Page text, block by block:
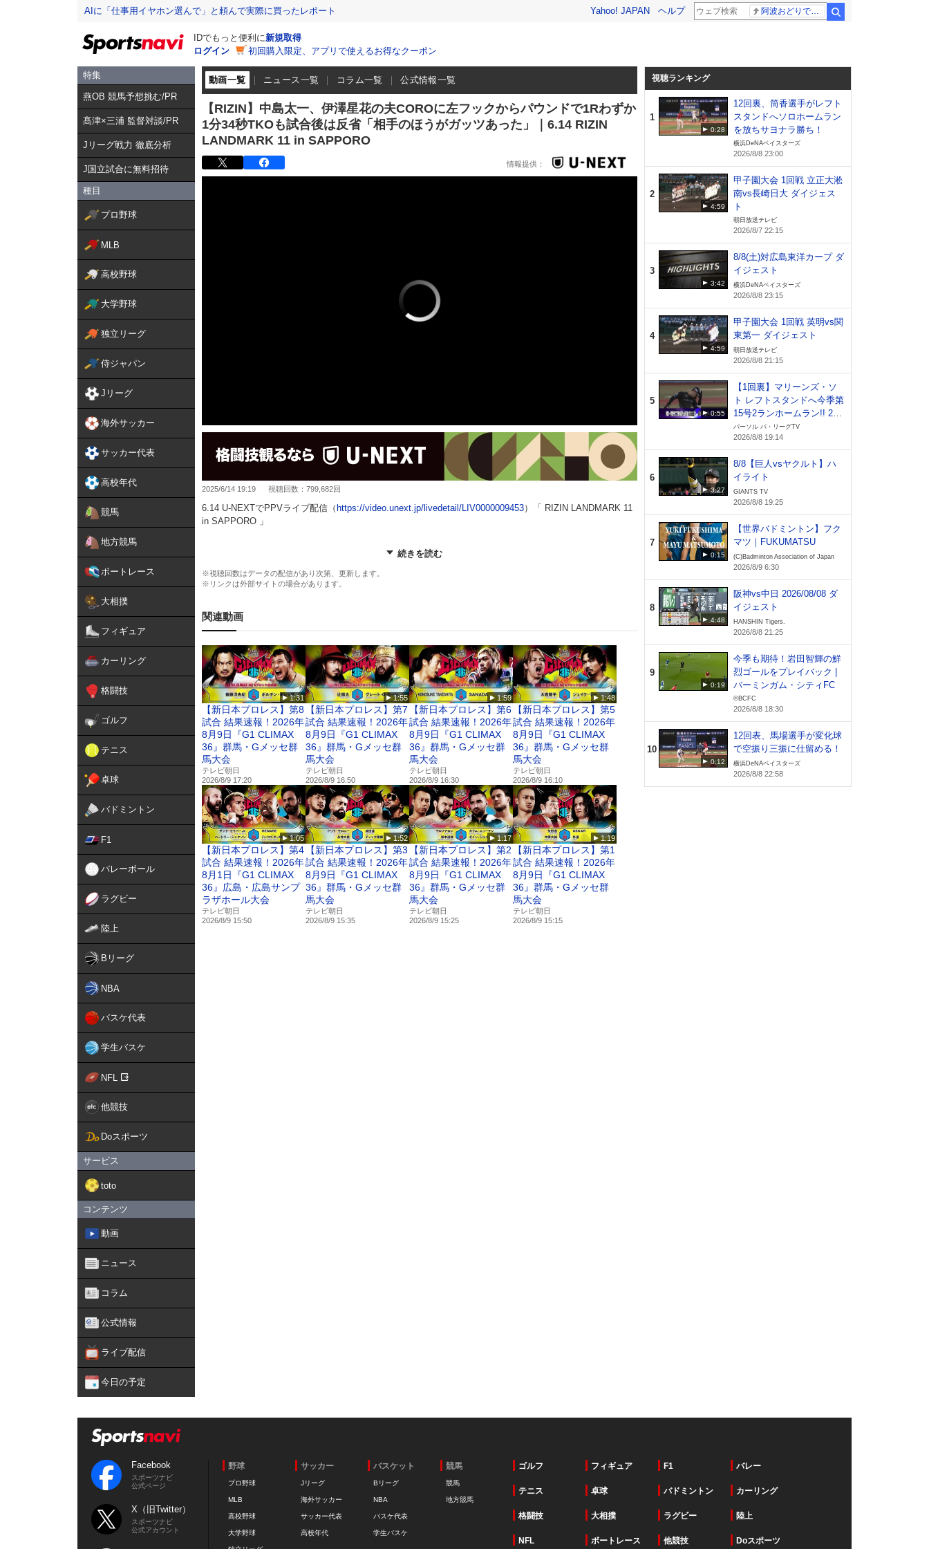
AIに「仕事用イヤホン選んで」と頼んで実際に買ったレポート Yahoo! JAPAN ヘルプ
IDでもっと便利に新規取得
ログイン
初回購入限定、アプリで使えるお得なクーポン
特集
燕OB 競馬予想挑む/PR
髙津×三浦 監督対談/PR
Jリーグ戦力 徹底分析
J国立試合に無料招待
種目
プロ野球
MLB
高校野球
大学野球
独立リーグ
侍ジャパン
Jリーグ
海外サッカー
サッカー代表
高校年代
競馬
地方競馬
ボートレース
大相撲
フィギュア
カーリング
格闘技
ゴルフ
テニス
卓球
バドミントン
F1
バレーボール
ラグビー
陸上
Bリーグ
NBA
バスケ代表
学生バスケ
NFL
他競技
Doスポーツ
サービス
toto
コンテンツ
動画
ニュース
コラム
公式情報
ライブ配信
今日の予定
動画一覧 ニュース一覧 コラム一覧 公式情報一覧
【RIZIN】中島太一、伊澤星花の夫COROに左フックからパウンドで1Rわずか
1分34秒TKOも試合後は反省「相手のほうがガッツあった」｜6.14 RIZIN
LANDMARK 11 in SAPPORO
2025/6/14 19:19 視聴回数：799,682回
6.14 U-NEXTでPPVライブ配信（ https://video.unext.jp/livedetail/LIV0000009453）「 RIZIN LANDMARK 11
in SAPPORO 」
第14試合／堀江圭功 vs. 西川大和
第13試合／イルホム・ノジモフ vs. 新居すぐる
第11試合／ビクター・コレスニック vs. SASUKE
第9試合／後藤丈治 vs. 鹿志村仁之介
第8試合／シナ・カリミアン vs. 荒東“怪獣キラー”英貴
第7試合／ソルト vs. 万智
第6試合／中島太一 vs. CORO
第5試合／マゲラム・ガサンザデ vs. 安藤達也
第4試合／上野空大 vs. ファーパヤップ・GRABS
第3試合／遠藤来生 vs. ザーシバーディン
第2試合／としぞう vs. 鵜澤悠也
第1試合／上野奏貴 vs. 山川賢誠
OPENING FIGHT 第4試合／鈴木嵐士 vs. 早坂優瑠
OPENING FIGHT 第3試合／小林大希 vs. 森永ユキト
OPENING FIGHT 第2試合／西島恭平 vs. 林修斗
OPENING FIGHT 第1試合／成田佑希 vs. 能登崇
▼U-NEXT【格闘技】
https://video.unext.jp/genre/martial
▼U-NEXT格闘技 公式X（旧Twitter）
https://x.com/UNEXT_fight
続きを読む
※視聴回数はデータの配信があり次第、更新します。
※リンクは外部サイトの場合があります。
関連動画
1:31
【新日本プロレス】第8
試合 結果速報！2026年
8月9日『G1 CLIMAX
36』群馬・Gメッセ群
馬大会
テレビ朝日
2026/8/9 17:20
1:55
【新日本プロレス】第7
試合 結果速報！2026年
8月9日『G1 CLIMAX
36』群馬・Gメッセ群
馬大会
テレビ朝日
2026/8/9 16:50
1:59
【新日本プロレス】第6
試合 結果速報！2026年
8月9日『G1 CLIMAX
36』群馬・Gメッセ群
馬大会
テレビ朝日
2026/8/9 16:30
1:48
【新日本プロレス】第5
試合 結果速報！2026年
8月9日『G1 CLIMAX
36』群馬・Gメッセ群
馬大会
テレビ朝日
2026/8/9 16:10
1:05
【新日本プロレス】第4
試合 結果速報！2026年
8月1日『G1 CLIMAX
36』広島・広島サンプ
ラザホール大会
テレビ朝日
2026/8/9 15:50
1:52
【新日本プロレス】第3
試合 結果速報！2026年
8月9日『G1 CLIMAX
36』群馬・Gメッセ群
馬大会
テレビ朝日
2026/8/9 15:35
1:17
【新日本プロレス】第2
試合 結果速報！2026年
8月9日『G1 CLIMAX
36』群馬・Gメッセ群
馬大会
テレビ朝日
2026/8/9 15:25
1:19
【新日本プロレス】第1
試合 結果速報！2026年
8月9日『G1 CLIMAX
36』群馬・Gメッセ群
馬大会
テレビ朝日
2026/8/9 15:15
視聴ランキング
1
0:28
12回裏、筒香選手がレフト
スタンドへソロホームラン
を放ちサヨナラ勝ち！
横浜DeNAベイスターズ
2026/8/8 23:00
2
4:59
甲子園大会 1回戦 立正大淞
南vs長崎日大 ダイジェス
ト
朝日放送テレビ
2026/8/7 22:15
3
3:42
8/8(土)対広島東洋カープ ダ
イジェスト
横浜DeNAベイスターズ
2026/8/8 23:15
4
4:59
甲子園大会 1回戦 英明vs関
東第一 ダイジェスト
朝日放送テレビ
2026/8/8 21:15
5
0:55
【1回裏】マリーンズ・ソ
ト レフトスタンドへ今季第
15号2ランホームラン!! 202
6年8月8日 千葉ロッテマリ
ーンズ 対 オリックス・バ
ファローズ
パーソル パ・リーグTV
2026/8/8 19:14
6
3:27
8/8【巨人vsヤクルト】ハ
イライト
GIANTS TV
2026/8/8 19:25
7
0:15
【世界バドミントン】フク
マツ｜FUKUMATSU
(C)Badminton Association of Japan
2026/8/9 6:30
8
4:48
阪神vs中日 2026/08/08 ダ
イジェスト
HANSHIN Tigers.
2026/8/8 21:25
9
0:19
今季も期待！岩田智輝の鮮
烈ゴールをプレイバック |
バーミンガム・シティFC
©BCFC
2026/8/8 18:30
10
0:12
12回表、馬場選手が変化球
で空振り三振に仕留める！
横浜DeNAベイスターズ
2026/8/8 22:58
Facebook
スポーツナビ
公式ページ
X（旧Twitter）
スポーツナビ
公式アカウント
野球
プロ野球
MLB
高校野球
大学野球
サッカー
Jリーグ
海外サッカー
サッカー代表
高校年代
バスケット
Bリーグ
NBA
バスケ代表
学生バスケ
競馬
競馬
地方競馬
ゴルフ フィギュア F1 バレー
テニス 卓球 バドミントン カーリング
格闘技 大相撲 ラグビー 陸上
NFL ボートレース 他競技 Doスポーツ